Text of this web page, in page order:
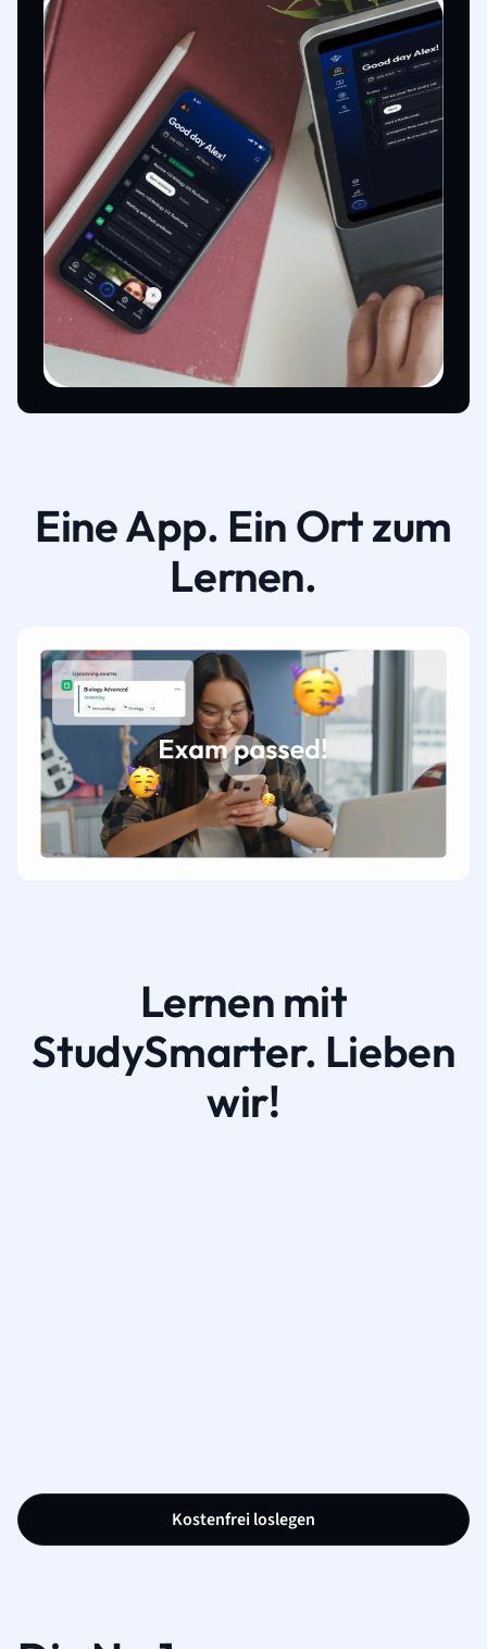
Eine App. Ein Ort zum
Lernen.
Lernen mit
StudySmarter. Lieben
wir!
Kostenfrei loslegen